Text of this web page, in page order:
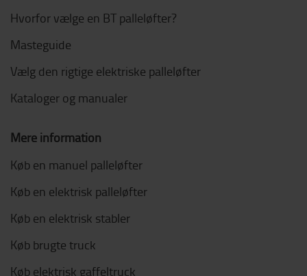
Hvorfor vælge en BT palleløfter?
Masteguide
Vælg den rigtige elektriske palleløfter
Kataloger og manualer
Mere information
Køb en manuel palleløfter
Køb en elektrisk palleløfter
Køb en elektrisk stabler
Køb brugte truck
Køb elektrisk gaffeltruck